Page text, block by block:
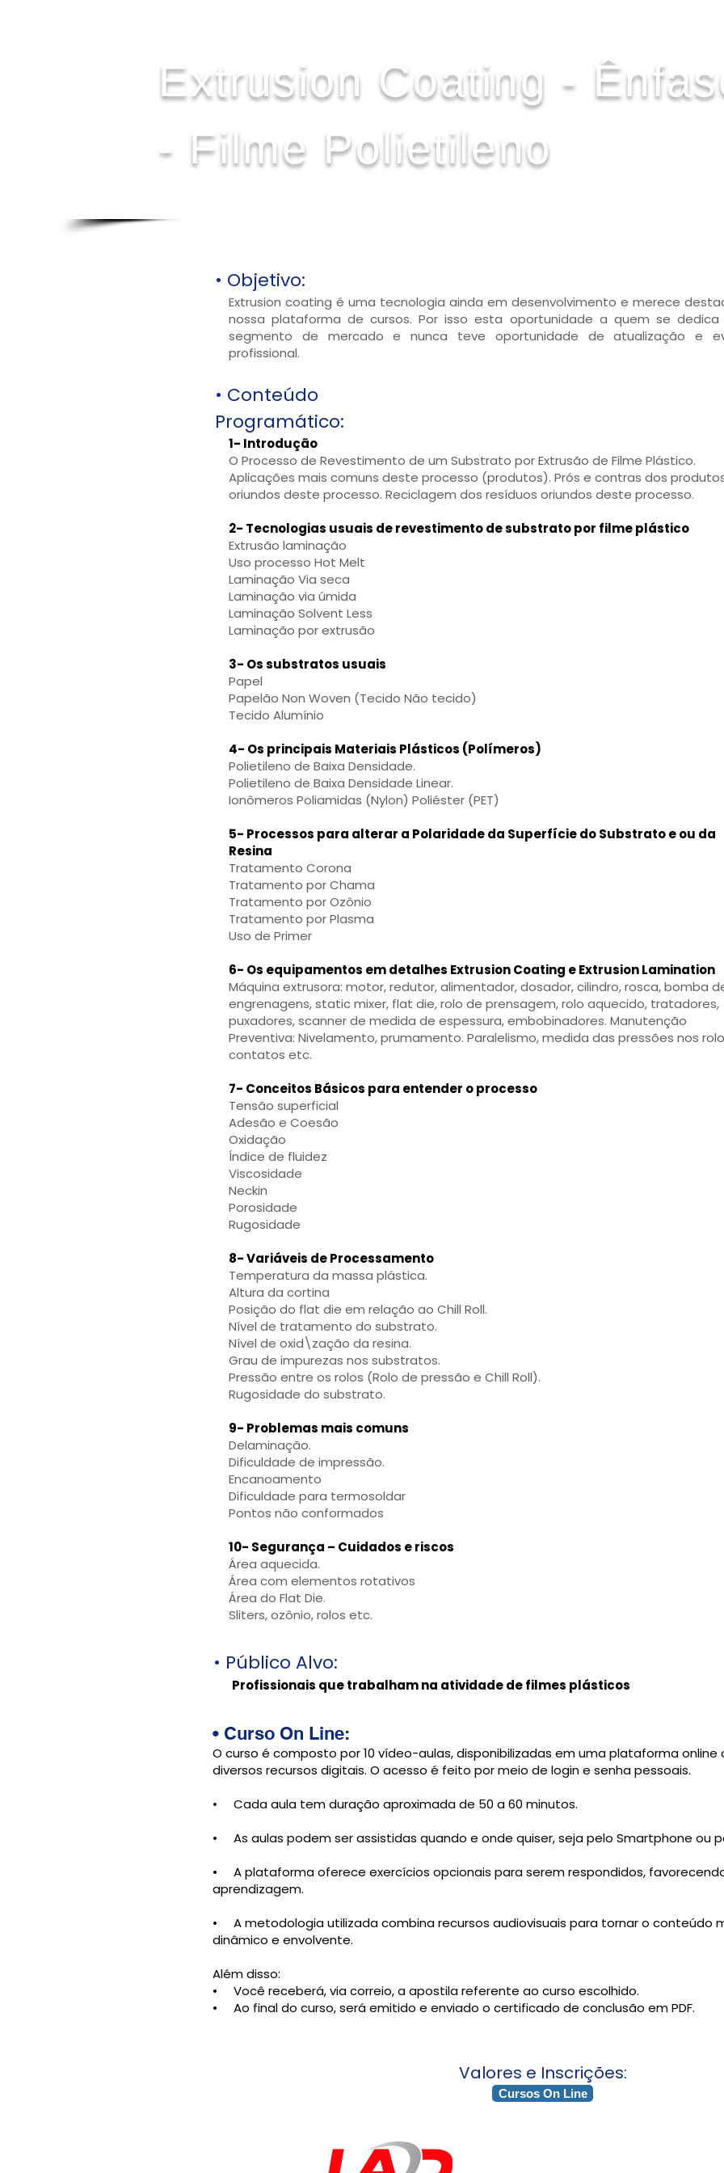
Extrusion Coating -
- Filme Polietileno
• Objetivo:
Extrusion coating é uma tecnologia ainda em desenvolvimento e merece
nossa plataforma de cursos. Por isso esta oportunidade a quem se
segmento de mercado e nunca teve oportunidade de atualização e
profissional.
• Conteúdo
Programático:
1- Introdução
O Processo de Revestimento de um Substrato por Extrusão de Filme Plástico.
Aplicações mais comuns deste processo (produtos). Prós e contras dos
oriundos deste processo. Reciclagem dos resíduos oriundos deste processo.
2- Tecnologias usuais de revestimento de substrato por filme plástico
Extrusão laminação
Uso processo Hot Melt
Laminação Via seca
Laminação via úmida
Laminação Solvent Less
Laminação por extrusão
3- Os substratos usuais
Papel
Papelão Non Woven (Tecido Não tecido)
Tecido Alumínio
4- Os principais Materiais Plásticos (Polímeros)
Polietileno de Baixa Densidade.
Polietileno de Baixa Densidade Linear.
Ionômeros Poliamidas (Nylon) Poliéster (PET)
5- Processos para alterar a Polaridade da Superfície do Substrato e ou da
Resina
Tratamento Corona
Tratamento por Chama
Tratamento por Ozônio
Tratamento por Plasma
Uso de Primer
6- Os equipamentos em detalhes Extrusion Coating e Extrusion Lamination
Máquina extrusora: motor, redutor, alimentador, dosador, cilindro, rosca, bomba
engrenagens, static mixer, flat die, rolo de prensagem, rolo aquecido, tratadores,
puxadores, scanner de medida de espessura, embobinadores. Manutenção
Preventiva: Nivelamento, prumamento. Paralelismo, medida das pressões nos
contatos etc.
7- Conceitos Básicos para entender o processo
Tensão superficial
Adesão e Coesão
Oxidação
Índice de fluidez
Viscosidade
Neckin
Porosidade
Rugosidade
8- Variáveis de Processamento
Temperatura da massa plástica.
Altura da cortina
Posição do flat die em relação ao Chill Roll.
Nível de tratamento do substrato.
Nível de oxid\zação da resina.
Grau de impurezas nos substratos.
Pressão entre os rolos (Rolo de pressão e Chill Roll).
Rugosidade do substrato.
9- Problemas mais comuns
Delaminação.
Dificuldade de impressão.
Encanoamento
Dificuldade para termosoldar
Pontos não conformados
10- Segurança – Cuidados e riscos
Área aquecida.
Área com elementos rotativos
Área do Flat Die.
Sliters, ozônio, rolos etc.
• Público Alvo:
Profissionais que trabalham na atividade de filmes plásticos
• Curso On Line:
O curso é composto por 10 vídeo-aulas, disponibilizadas em uma plataforma online
diversos recursos digitais. O acesso é feito por meio de login e senha pessoais.
• Cada aula tem duração aproximada de 50 a 60 minutos.
• As aulas podem ser assistidas quando e onde quiser, seja pelo Smartphone ou
• A plataforma oferece exercícios opcionais para serem respondidos,
aprendizagem.
• A metodologia utilizada combina recursos audiovisuais para tornar o conteúdo
dinâmico e envolvente.
Além disso:
• Você receberá, via correio, a apostila referente ao curso escolhido.
• Ao final do curso, será emitido e enviado o certificado de conclusão em PDF.
Valores e Inscrições:
Cursos On Line